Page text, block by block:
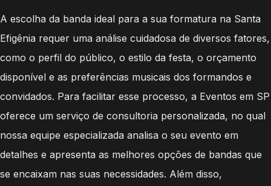
A escolha da banda ideal para a sua formatura na Santa
Efigênia requer uma análise cuidadosa de diversos fatores,
como o perfil do público, o estilo da festa, o orçamento
disponível e as preferências musicais dos formandos e
convidados. Para facilitar esse processo, a Eventos em SP
oferece um serviço de consultoria personalizada, no qual
nossa equipe especializada analisa o seu evento em
detalhes e apresenta as melhores opções de bandas que
se encaixam nas suas necessidades. Além disso,